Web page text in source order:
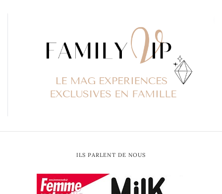
ILS PARLENT DE NOUS